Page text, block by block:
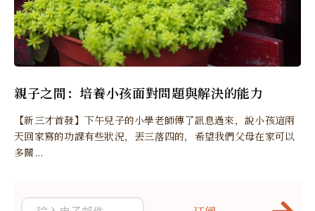
親子之間：培養小孩面對問題與解決的能力
【新三才首發】下午兒子的小學老師傳了訊息過來，說小孩這兩
天回家寫的功課有些狀況，丟三落四的，希望我們父母在家可以
多關...